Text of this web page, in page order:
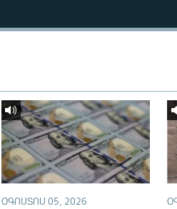
ՕԳՈՍՏՈՍ 05, 2026